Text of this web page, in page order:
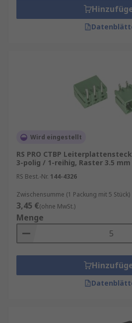
Wird eingestellt
RS PRO CTBP
3-polig / 1-reihig, Raster 3.5 mm
RS Best.-Nr. 144-4326
Zwischensumme (1 Packung mit 5 Stück)
3,45 €(ohne MwSt.)
Menge